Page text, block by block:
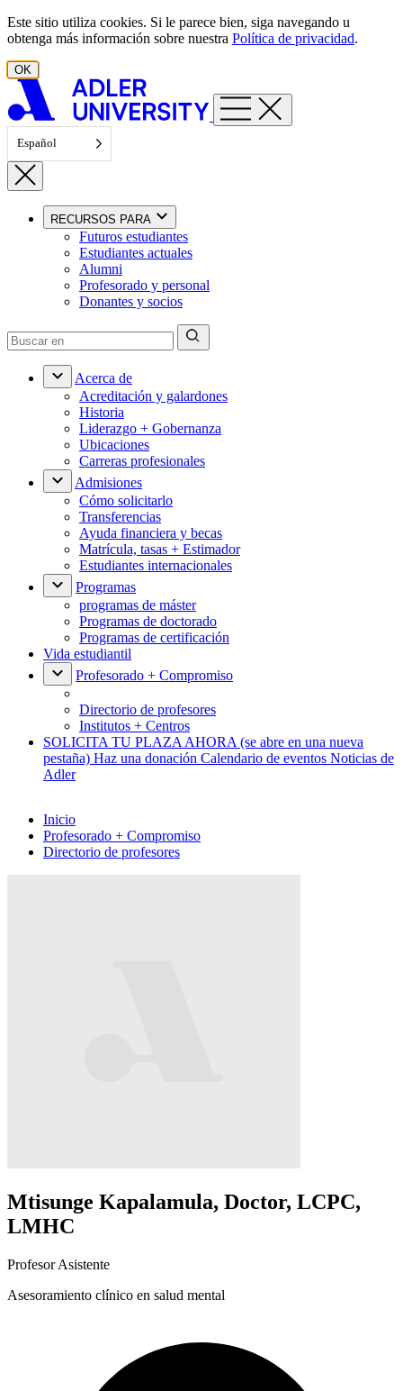
Ir al contenido
Este sitio utiliza cookies. Si le parece bien, siga navegando u
obtenga más información sobre nuestra Política de privacidad.
OK
Español
RECURSOS PARA
Futuros estudiantes
Estudiantes actuales
Alumni
Profesorado y personal
Donantes y socios
Acerca de
Acreditación y galardones
Historia
Liderazgo + Gobernanza
Ubicaciones
Carreras profesionales
Admisiones
Cómo solicitarlo
Transferencias
Ayuda financiera y becas
Matrícula, tasas + Estimador
Estudiantes internacionales
Programas
programas de máster
Programas de doctorado
Programas de certificación
Vida estudiantil
Profesorado + Compromiso
Directorio de profesores
Institutos + Centros
SOLICITA TU PLAZA AHORA (se abre en una nueva
pestaña) Haz una donación Calendario de eventos Noticias de
Adler
Inicio
Profesorado + Compromiso
Directorio de profesores
Mtisunge Kapalamula, Doctor, LCPC,
LMHC
Profesor Asistente
Asesoramiento clínico en salud mental